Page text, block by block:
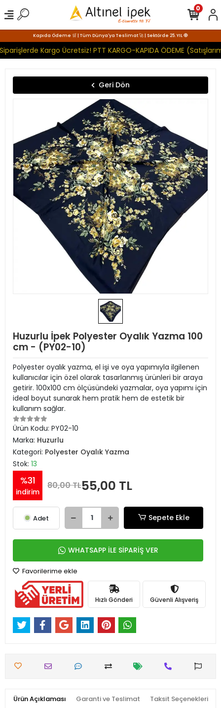
Kapıda Ödeme 🛒 | Tüm Dünya'ya Teslimat 🚀 | Sektörde 25. YIL 🧿
Kargo Ücretsiz! PTT KARGO-KAPIDA ÖDEME
0
Geri Dön
Huzurlu İpek Polyester Oyalık Yazma 100
cm - (PY02-10)
Polyester oyalık yazma, el işi ve oya yapımıyla ilgilenen
kullanıcılar için özel olarak tasarlanmış ürünleri bir araya
getirir. 100x100 cm ölçüsündeki yazmalar, oya yapımı için
ideal boyut sunarak hem pratik hem de estetik bir
kullanım sağlar.
Ürün Kodu: PY02-10
Marka: Huzurlu
Kategori: Polyester Oyalık Yazma
Stok: 13
%31
indirim
80,00 TL55,00 TL
Adet Sepete Ekle
WHATSAPP İLE SİPARİŞ VER
Favorilerime ekle
Hızlı Gönderi Güvenli Alışveriş
Ürün Açıklaması Garanti ve Teslimat Taksit Seçenekleri